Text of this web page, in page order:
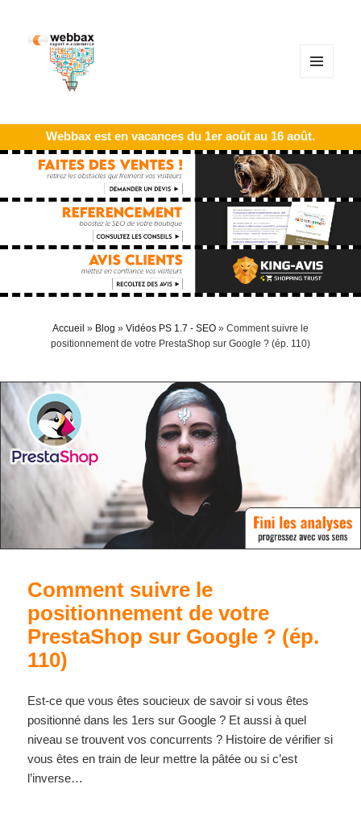
Webbax est en vacances du 1er août au 16 août.
Accueil » Blog » Vidéos PS 1.7 - SEO » Comment suivre le
positionnement de votre PrestaShop sur Google ? (ép. 110)
Comment suivre le
positionnement de votre
PrestaShop sur Google ? (ép.
110)
Est-ce que vous êtes soucieux de savoir si vous êtes
positionné dans les 1ers sur Google ? Et aussi à quel
niveau se trouvent vos concurrents ? Histoire de vérifier si
vous êtes en train de leur mettre la pâtée ou si c’est
l’inverse…